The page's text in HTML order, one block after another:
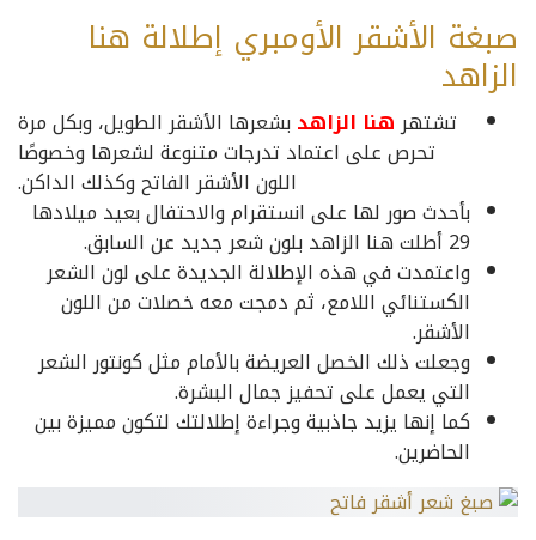
صبغة الأشقر الأومبري إطلالة هنا
الزاهد
تشتهرهنا الزاهدبشعرها الأشقر الطويل، وبكل مرة
تحرص على اعتماد تدرجات متنوعة لشعرها وخصوصًا
اللون الأشقر الفاتح وكذلك الداكن.
بأحدث صور لها على انستقرام والاحتفال بعيد ميلادها
29 أطلت هنا الزاهد بلون شعر جديد عن السابق.
واعتمدت في هذه الإطلالة الجديدة على لون الشعر
الكستنائي اللامع، ثم دمجت معه خصلات من اللون
الأشقر.
وجعلت ذلك الخصل العريضة بالأمام مثل كونتور الشعر
التي يعمل على تحفيز جمال البشرة.
كما إنها يزيد جاذبية وجراءة إطلالتك لتكون مميزة بين
الحاضرين.